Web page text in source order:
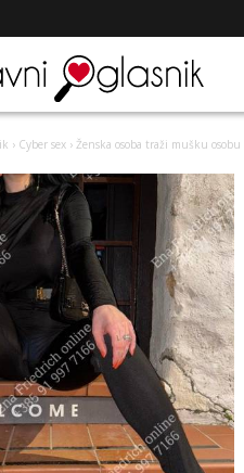
› Cyber sex › Ženska osoba traži mušku osobu